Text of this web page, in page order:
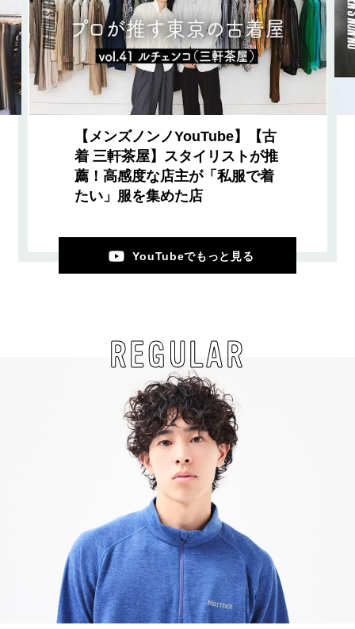
【メンズノンノYouTube】【古
着 三軒茶屋】スタイリストが推
薦！高感度な店主が「私服で着
たい」服を集めた店
YouTubeでもっと見る
REGULAR